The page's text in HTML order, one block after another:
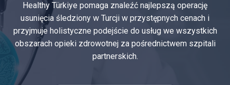
Healthy Türkiye pomaga znaleźć najlepszą operację
usunięcia śledziony w Turcji w przystępnych cenach i
przyjmuje holistyczne podejście do usług we wszystkich
obszarach opieki zdrowotnej za pośrednictwem szpitali
partnerskich.